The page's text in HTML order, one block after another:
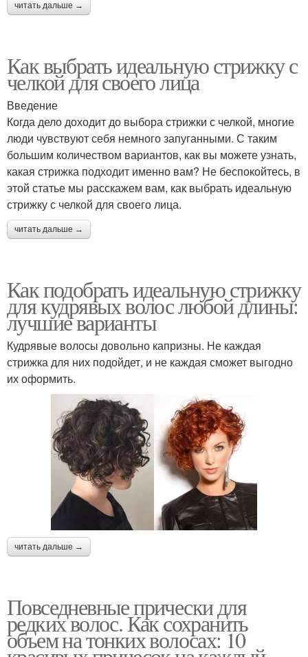
читать дальше →
Как выбрать идеальную стрижку с
челкой для своего лица
Введение
Когда дело доходит до выбора стрижки с челкой, многие
люди чувствуют себя немного запуганными. С таким
большим количеством вариантов, как вы можете узнать,
какая стрижка подходит именно вам? Не беспокойтесь, в
этой статье мы расскажем вам, как выбрать идеальную
стрижку с челкой для своего лица.
читать дальше →
Как подобрать идеальную стрижку
для кудрявых волос любой длины:
лучшие варианты
Кудрявые волосы довольно капризны. Не каждая
стрижка для них подойдет, и не каждая сможет выгодно
их оформить.
читать дальше →
Повседневные прически для
редких волос. Как сохранить
объем на тонких волосах: 10